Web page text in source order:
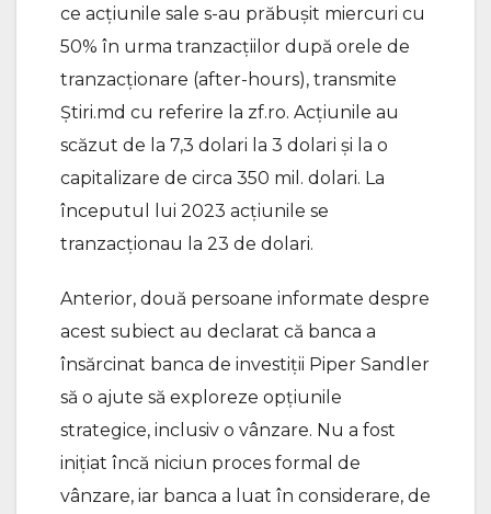
ce acţiunile sale s-au prăbuşit miercuri cu
50% în urma tranzacţiilor după orele de
tranzacţionare (after-hours), transmite
Știri.md cu referire la zf.ro. Acţiunile au
scăzut de la 7,3 dolari la 3 dolari şi la o
capitalizare de circa 350 mil. dolari. La
începutul lui 2023 acţiunile se
tranzacţionau la 23 de dolari.
Anterior, două persoane informate despre
acest subiect au declarat că banca a
însărcinat banca de investiţii Piper Sandler
să o ajute să exploreze opţiunile
strategice, inclusiv o vânzare. Nu a fost
iniţiat încă niciun proces formal de
vânzare, iar banca a luat în considerare, de